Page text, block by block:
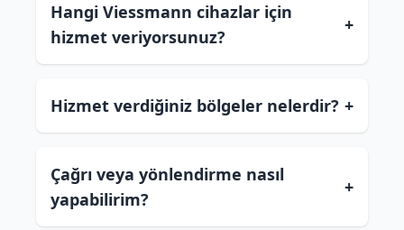
Hangi Viessmann cihazlar için
hizmet veriyorsunuz?
+
Hizmet verdiğiniz bölgeler nelerdir? +
Çağrı veya yönlendirme nasıl
yapabilirim?
+